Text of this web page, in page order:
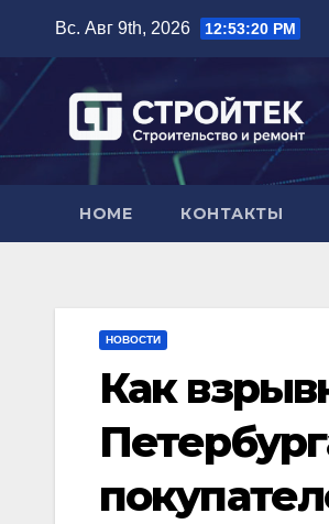
содержимому
Вс. Авг 9th, 2026 12:53:21 PM
HOME КОНТАКТЫ
НОВОСТИ
Как